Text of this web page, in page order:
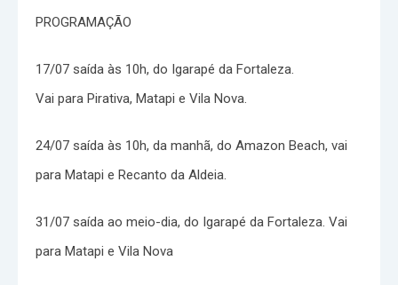
PROGRAMAÇÃO
17/07 saída às 10h, do Igarapé da Fortaleza.
Vai para Pirativa, Matapi e Vila Nova.
24/07 saída às 10h, da manhã, do Amazon Beach, vai
para Matapi e Recanto da Aldeia.
31/07 saída ao meio-dia, do Igarapé da Fortaleza. Vai
para Matapi e Vila Nova